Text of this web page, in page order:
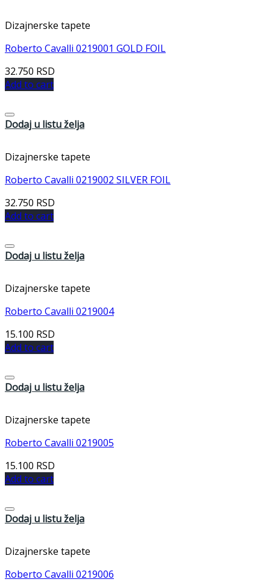
Dizajnerske tapete
Roberto Cavalli 0219001 GOLD FOIL
32.750 RSD
Add to cart
Dodaj u listu želja
Dizajnerske tapete
Roberto Cavalli 0219002 SILVER FOIL
32.750 RSD
Add to cart
Dodaj u listu želja
Dizajnerske tapete
Roberto Cavalli 0219004
15.100 RSD
Add to cart
Dodaj u listu želja
Dizajnerske tapete
Roberto Cavalli 0219005
15.100 RSD
Add to cart
Dodaj u listu želja
Dizajnerske tapete
Roberto Cavalli 0219006